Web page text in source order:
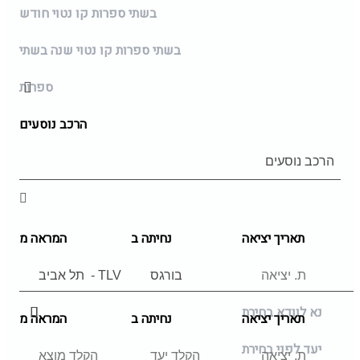
בשתי ספרות קו נטוי חודש
בשתי ספרות קו נטוי שנה בשתי
ספרות
הרכב נוסעים
המראה מ נחיתה ב תאריך יציאה
נא לוודא בחירת
יעד לפני בחירת
המראה מ נחיתה ב תאריך יציאה